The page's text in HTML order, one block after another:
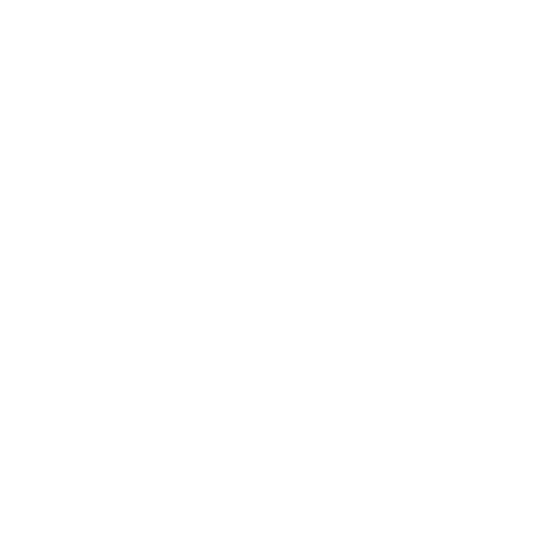
Ligue 1 Mobilis prendra fin le 6 juin